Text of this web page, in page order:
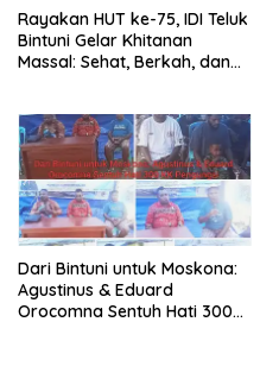
Rayakan HUT ke-75, IDI Teluk
Bintuni Gelar Khitanan
Massal: Sehat, Berkah, dan
Dari Bintuni untuk Moskona:
Agustinus & Eduard
Orocomna Sentuh Hati 300